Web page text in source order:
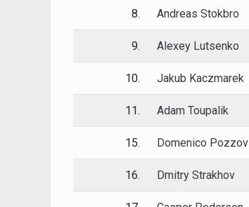
8. Andreas Stokbro
9. Alexey Lutsenko
10. Jakub Kaczmarek
11. Adam Toupalik
15. Domenico
16. Dmitry Strakhov